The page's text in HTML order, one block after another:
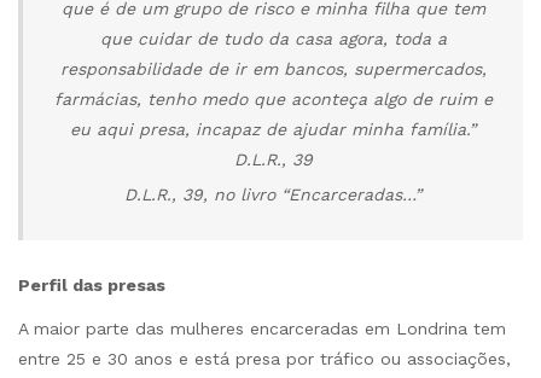
que é de um grupo de risco e minha filha que tem
que cuidar de tudo da casa agora, toda a
responsabilidade de ir em bancos, supermercados,
farmácias, tenho medo que aconteça algo de ruim e
eu aqui presa, incapaz de ajudar minha família.”
D.L.R., 39
D.L.R., 39, no livro “Encarceradas…”
Perfil das presas
A maior parte das mulheres encarceradas em Londrina tem
entre 25 e 30 anos e está presa por tráfico ou associações,